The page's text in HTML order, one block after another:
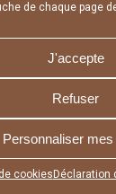
de chaque page
J'accepte
Refuser
Personnaliser mes
cookies Déclaration
partager en bas de